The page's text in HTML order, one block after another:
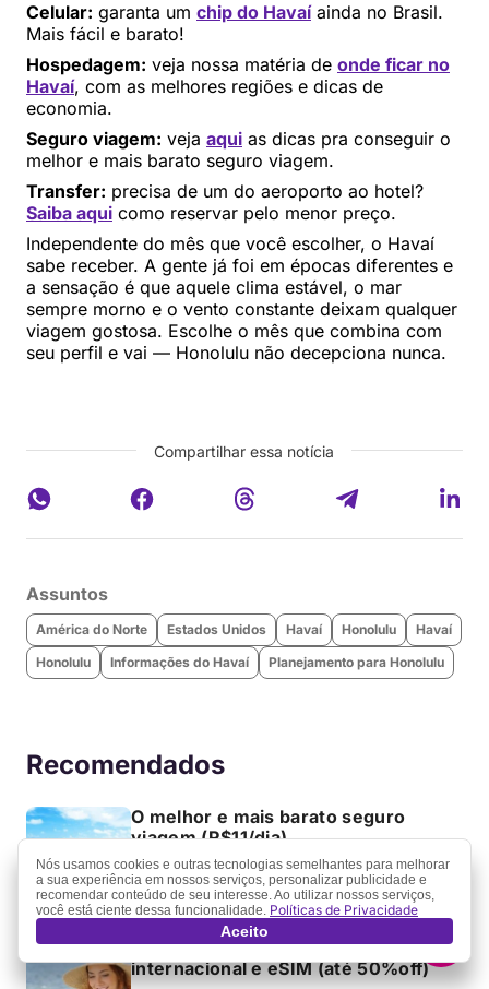
Celular: garanta um chip do Havaíainda no Brasil.
Mais fácil e barato!
Hospedagem: veja nossa matéria de onde ficar no
Havaí, com as melhores regiões e dicas de
economia.
Seguro viagem: veja aqui as dicas pra conseguir o
melhor e mais barato seguro viagem.
Transfer: precisa de um do aeroporto ao hotel?
Saiba aqui como reservar pelo menor preço.
Independente do mês que você escolher, o Havaí
sabe receber. A gente já foi em épocas diferentes e
a sensação é que aquele clima estável, o mar
sempre morno e o vento constante deixam qualquer
viagem gostosa. Escolhe o mês que combina com
seu perfil e vai — Honolulu não decepciona nunca.
Compartilhar essa notícia
Assuntos
América do Norte Estados Unidos Havaí Honolulu
Havaí
Honolulu
Informações do Havaí Planejamento para Honolulu
Recomendados
O melhor e mais barato seguro
viagem (R$11/dia)
O melhor chip de viagem
internacional e eSIM (até 50%off)
Nós usamos cookies e outras tecnologias semelhantes para melhorar
a sua experiência em nossos serviços, personalizar publicidade e
recomendar conteúdo de seu interesse. Ao utilizar nossos serviços,
você está ciente dessa funcionalidade. Políticas de Privacidade
Aceito